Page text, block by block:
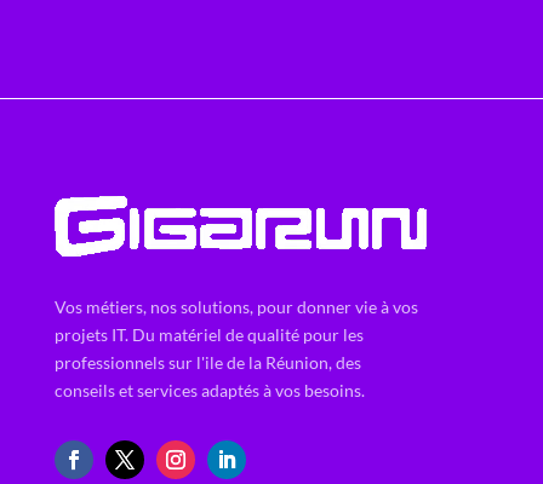
Vos métiers, nos solutions, pour donner vie à vos
projets IT. Du matériel de qualité pour les
professionnels sur l'ile de la Réunion, des
conseils et services adaptés à vos besoins.